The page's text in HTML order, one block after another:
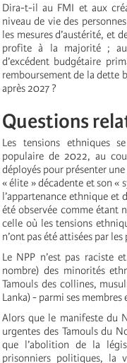
Dira-t-il au FMI et aux
niveau de vie des
les mesures d’austérité, et
profite à la majorité ;
d’excédent budgétaire
remboursement de la dette
après 2027 ?
Questions
Les tensions ethniques
populaire de 2022, au
déployés pour présenter
« élite » décadente et son «
l’appartenance ethnique et
été observée comme étant
celle où les tensions
n’ont pas été attisées par
Le NPP n’est pas raciste
nombre) des minorités
Tamouls des collines,
Lanka) - parmi ses membres
Alors que le manifeste du
urgentes des Tamouls du
que l’abolition de la
prisonniers politiques, la